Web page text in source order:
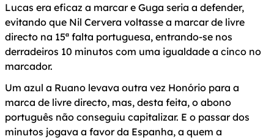
Lucas era eficaz a marcar e Guga seria a defender,
evitando que Nil Cervera voltasse a marcar de livre
directo na 15ª falta portuguesa, entrando-se nos
derradeiros 10 minutos com uma igualdade a cinco no
marcador.
Um azul a Ruano levava outra vez Honório para a
marca de livre directo, mas, desta feita, o abono
português não conseguiu capitalizar. E o passar dos
minutos jogava a favor da Espanha, a quem a